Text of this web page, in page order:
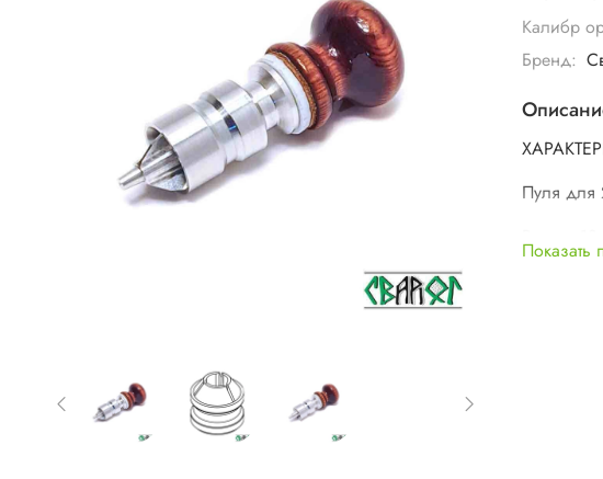
Калибр
Бренд:
Пуля для
Показать